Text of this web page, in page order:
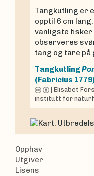
Tangkutling er
opptil 6 cm
vanligste fisker
observeres
tang og tare på
Tangkutling
(Fabricius
| Elisabet
institutt for
Opphav
Utgiver
Lisens